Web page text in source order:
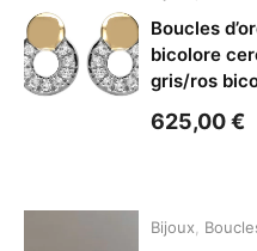
Boucles
bicolore
gris/ros
625,00€
Bijoux